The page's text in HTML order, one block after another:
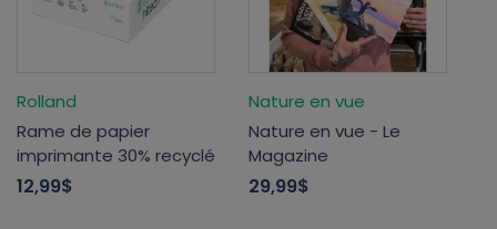
Rolland
Rame de papier
imprimante 30% recyclé
12,99$
Nature en vue
Nature en vue - Le
Magazine
29,99$